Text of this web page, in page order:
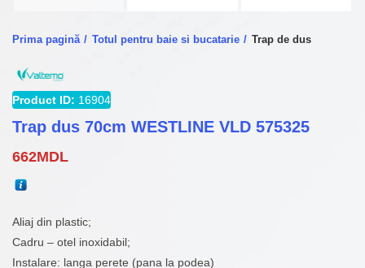
Prima pagină Totul pentru baie si bucatarie Trap de dus
Product ID: 16904
Trap dus 70cm WESTLINE VLD 575325
662MDL
Aliaj din plastic;
Cadru – otel inoxidabil;
Instalare: langa perete (pana la podea)